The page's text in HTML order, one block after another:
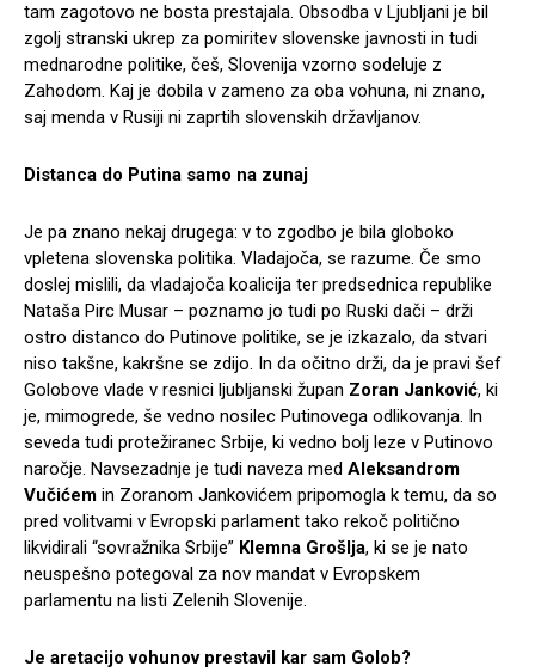
tam zagotovo ne bosta prestajala. Obsodba v Ljubljani je bil
zgolj stranski ukrep za pomiritev slovenske javnosti in tudi
mednarodne politike, češ, Slovenija vzorno sodeluje z
Zahodom. Kaj je dobila v zameno za oba vohuna, ni znano,
saj menda v Rusiji ni zaprtih slovenskih državljanov.
Distanca do Putina samo na zunaj
Je pa znano nekaj drugega: v to zgodbo je bila globoko
vpletena slovenska politika. Vladajoča, se razume. Če smo
doslej mislili, da vladajoča koalicija ter predsednica republike
Nataša Pirc Musar – poznamo jo tudi po Ruski dači – drži
ostro distanco do Putinove politike, se je izkazalo, da stvari
niso takšne, kakršne se zdijo. In da očitno drži, da je pravi šef
Golobove vlade v resnici ljubljanski župan Zoran Janković, ki
je, mimogrede, še vedno nosilec Putinovega odlikovanja. In
seveda tudi protežiranec Srbije, ki vedno bolj leze v Putinovo
naročje. Navsezadnje je tudi naveza med Aleksandrom
Vučićem in Zoranom Jankovićem pripomogla k temu, da so
pred volitvami v Evropski parlament tako rekoč politično
likvidirali “sovražnika Srbije” Klemna Grošlja, ki se je nato
neuspešno potegoval za nov mandat v Evropskem
parlamentu na listi Zelenih Slovenije.
Je aretacijo vohunov prestavil kar sam Golob?